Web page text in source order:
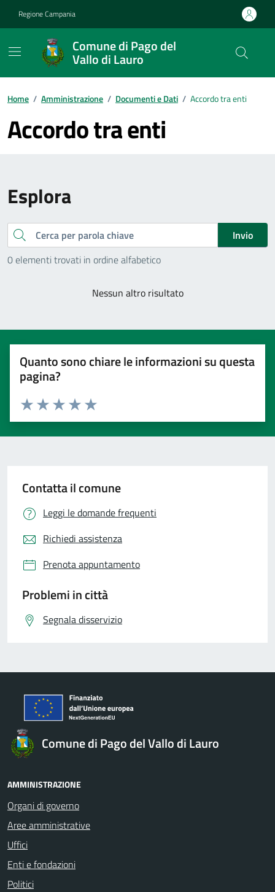
Regione Campania
Comune di Pago del
Vallo di Lauro
Home / Amministrazione / Documenti e Dati / Accordo tra enti
Accordo tra enti
Esplora
Cerca
Invio
0 elementi trovati in ordine alfabetico
Nessun altro risultato
Quanto sono chiare le informazioni su questa
pagina?
Valuta 5 stelle su 5
Valuta 4 stelle su 5
Valuta 3 stelle su 5
Valuta 2 stelle su 5
Valuta 1 stelle su 5
Contatta il comune
Leggi le domande frequenti
Richiedi assistenza
Prenota appuntamento
Problemi in città
Segnala disservizio
Comune di Pago del Vallo di Lauro
AMMINISTRAZIONE
Organi di governo
Aree amministrative
Uffici
Enti e fondazioni
Politici